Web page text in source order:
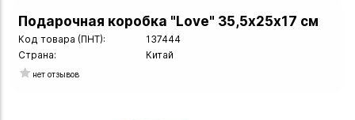
Подарочная коробка "Love" 35,5х25х17 см
Код товара (ПНТ):
137444
Страна:
Китай
нет отзывов